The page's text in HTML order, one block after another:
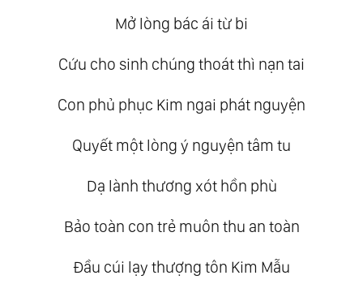
Mở lòng bác ái từ bi
Cứu cho sinh chúng thoát thì nạn tai
Con phủ phục Kim ngai phát nguyện
Quyết một lòng ý nguyện tâm tu
Dạ lành thương xót hồn phù
Bảo toàn con trẻ muôn thu an toàn
Đầu cúi lạy thượng tôn Kim Mẫu